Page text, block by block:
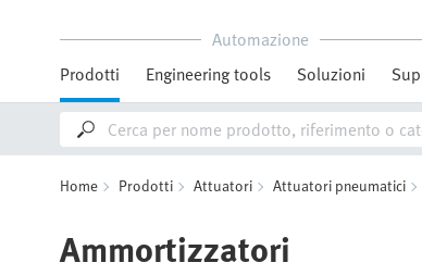
Automazione
Prodotti
Engineering tools Soluzioni
Home Prodotti Attuatori Attuatori pneumatici
Ammortizzatori